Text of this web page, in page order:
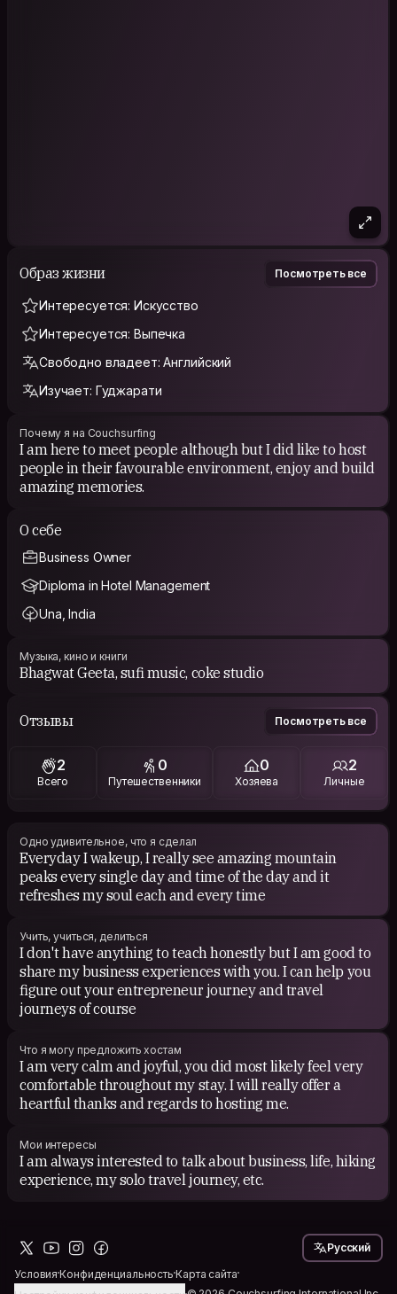
Образ жизни Посмотреть все
Интересуется: Искусство
Интересуется: Выпечка
Свободно владеет: Английский
Изучает: Гуджарати
Почему я на Couchsurfing
I am here to meet people although but I did like to host
people in their favourable environment, enjoy and build
amazing memories.
О себе
Business Owner
Diploma in Hotel Management
Una, India
Музыка, кино и книги
Bhagwat Geeta, sufi music, coke studio
Отзывы Посмотреть все
2
Всего
0
Путешественники
0
Хозяева
2
Личные
Одно удивительное, что я сделал
Everyday I wakeup, I really see amazing mountain
peaks every single day and time of the day and it
refreshes my soul each and every time
Учить, учиться, делиться
I don't have anything to teach honestly but I am good to
share my business experiences with you. I can help you
figure out your entrepreneur journey and travel
journeys of course
Что я могу предложить хостам
I am very calm and joyful, you did most likely feel very
comfortable throughout my stay. I will really offer a
heartful thanks and regards to hosting me.
Мои интересы
I am always interested to talk about business, life, hiking
experience, my solo travel journey, etc.
УсловияКонфиденциальностьКарта сайта
Русский